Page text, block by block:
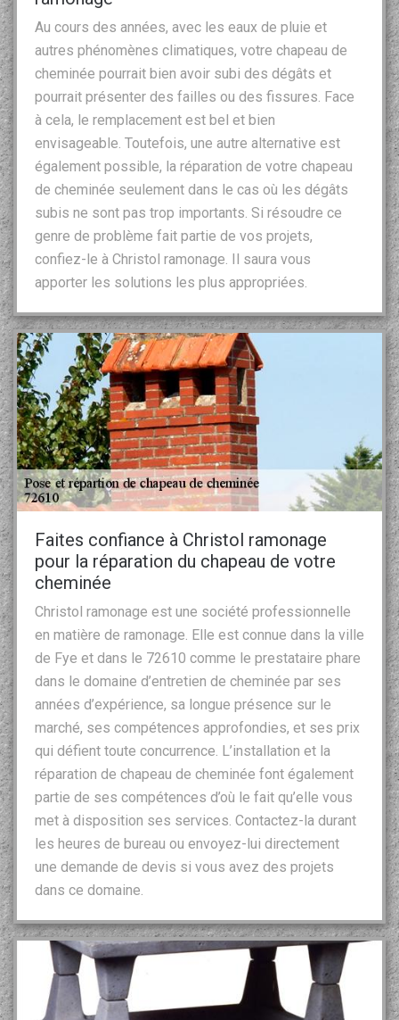
Au cours des années, avec les eaux de pluie et
autres phénomènes climatiques, votre chapeau de
cheminée pourrait bien avoir subi des dégâts et
pourrait présenter des failles ou des fissures. Face
à cela, le remplacement est bel et bien
envisageable. Toutefois, une autre alternative est
également possible, la réparation de votre chapeau
de cheminée seulement dans le cas où les dégâts
subis ne sont pas trop importants. Si résoudre ce
genre de problème fait partie de vos projets,
confiez-le à Christol ramonage. Il saura vous
apporter les solutions les plus appropriées.
Faites confiance à Christol ramonage
pour la réparation du chapeau de votre
cheminée
Christol ramonage est une société professionnelle
en matière de ramonage. Elle est connue dans la ville
de Fye et dans le 72610 comme le prestataire phare
dans le domaine d’entretien de cheminée par ses
années d’expérience, sa longue présence sur le
marché, ses compétences approfondies, et ses prix
qui défient toute concurrence. L’installation et la
réparation de chapeau de cheminée font également
partie de ses compétences d’où le fait qu’elle vous
met à disposition ses services. Contactez-la durant
les heures de bureau ou envoyez-lui directement
une demande de devis si vous avez des projets
dans ce domaine.